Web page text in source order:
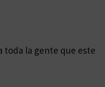
toda la gente que este